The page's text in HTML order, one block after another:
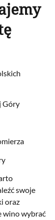
Góry
swoje
oraz
wino wybrać